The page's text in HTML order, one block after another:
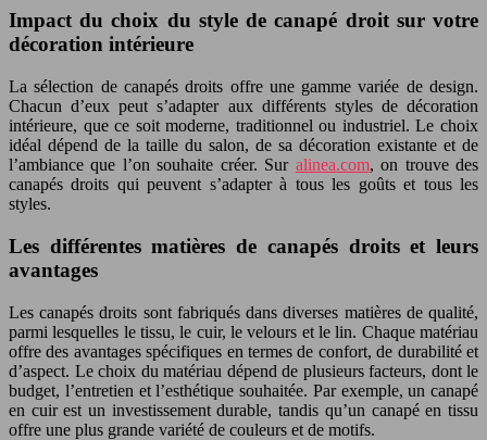
Impact du choix du style de canapé droit sur votre
décoration intérieure
La sélection de canapés droits offre une gamme variée de design.
Chacun d’eux peut s’adapter aux différents styles de décoration
intérieure, que ce soit moderne, traditionnel ou industriel. Le choix
idéal dépend de la taille du salon, de sa décoration existante et de
l’ambiance que l’on souhaite créer. Sur alinea.com, on trouve des
canapés droits qui peuvent s’adapter à tous les goûts et tous les
styles.
Les différentes matières de canapés droits et leurs
avantages
Les canapés droits sont fabriqués dans diverses matières de qualité,
parmi lesquelles le tissu, le cuir, le velours et le lin. Chaque matériau
offre des avantages spécifiques en termes de confort, de durabilité et
d’aspect. Le choix du matériau dépend de plusieurs facteurs, dont le
budget, l’entretien et l’esthétique souhaitée. Par exemple, un canapé
en cuir est un investissement durable, tandis qu’un canapé en tissu
offre une plus grande variété de couleurs et de motifs.